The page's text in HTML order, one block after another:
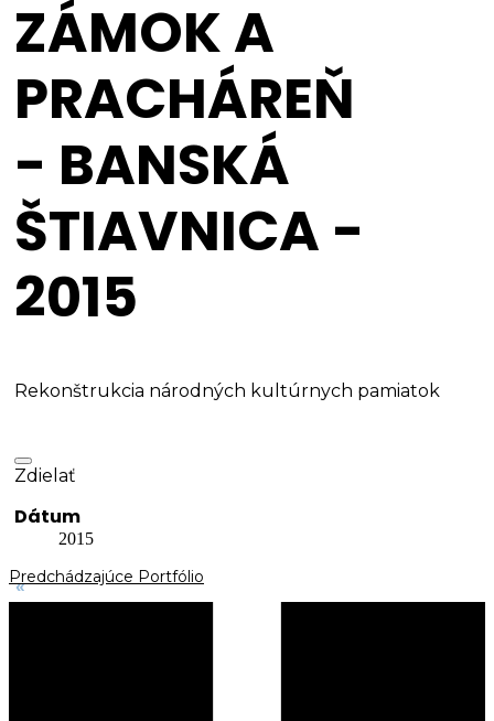
ZÁMOK A
PRACHÁREŇ
- BANSKÁ
ŠTIAVNICA -
2015
Rekonštrukcia národných kultúrnych pamiatok
Zdielať
Dátum
2015
Predchádzajúce Portfólio